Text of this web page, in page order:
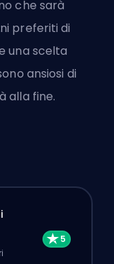
che sarà
preferiti di
una scelta
ansiosi di
alla fine.